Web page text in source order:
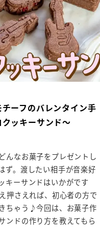
ーフのバレンタイン手
ッキーサンド～
なお菓子をプレゼントし
ず。渡したい相手が音楽好
キーサンドはいかがです
押さえれば、初心者の方で
ちゃう♪今回は、お菓子作
ンドの作り方を教えてもら